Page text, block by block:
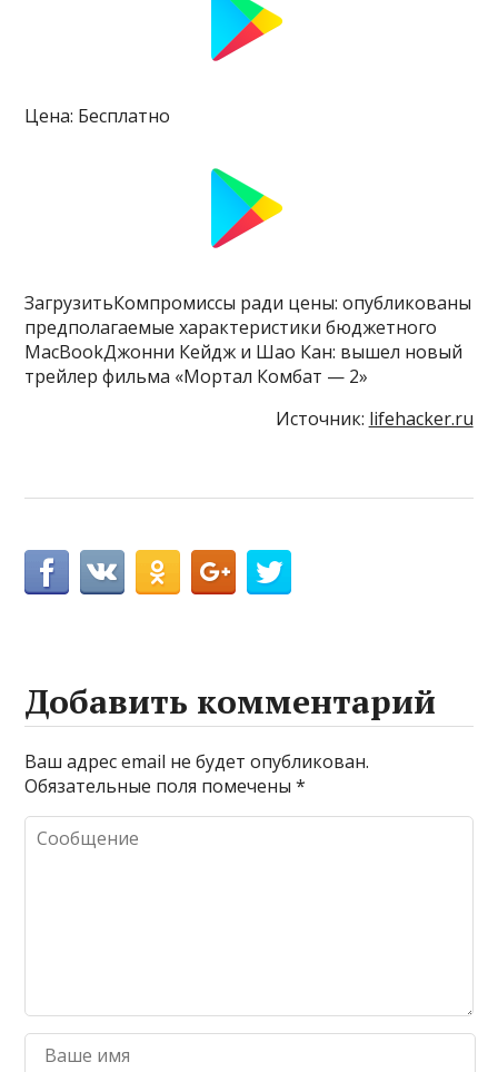
Цена: Бесплатно
ЗагрузитьКомпромиссы ради цены: опубликованы
предполагаемые характеристики бюджетного
MacBookДжонни Кейдж и Шао Кан: вышел новый
трейлер фильма «Мортал Комбат — 2»
Источник: lifehacker.ru
Добавить комментарий
Ваш адрес email не будет опубликован.
Обязательные поля помечены*